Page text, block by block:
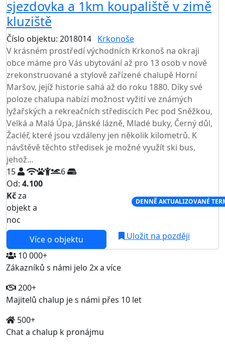
sjezdovka a 1km koupaliště v zimě
kluziště
Číslo objektu: 2018014 Krkonoše
V krásném prostředí východních Krkonoš na okraji
obce máme pro Vás ubytování až pro 13 osob v nově
zrekonstruované a stylově zařízené chalupě Horní
Maršov, jejíž historie sahá až do roku 1880. Díky své
poloze chalupa nabízí možnost vyžití ve známých
lyžařských a rekreačních střediscích Pec pod Sněžkou,
Velká a Malá Úpa, Jánské lázně, Mladé buky, Černý důl,
Žacléř, které jsou vzdáleny jen několik kilometrů. K
návštěvě těchto středisek je možné využít ski bus,
jehož...
15
6
Od: 4.100
Kčza
objekt a
noc
DENNĚ AKTUALIZOVANÉ
Více o objektu
Uložit na později
10 000+
Zákazníků s námi jelo 2x a více
200+
Majitelů chalup je s námi přes 10 let
500+
Chat a chalup k pronájmu